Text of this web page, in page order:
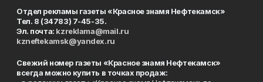
Отдел рекламы газеты «Красное знамя Нефтекамск»
Тел. 8 (34783) 7-45-35.
Эл. почта: kzreklama@mail.ru
kzneftekamsk@yandex.ru
Свежий номер газеты «Красное знамя Нефтекамск»
всегда можно купить в точках продаж: